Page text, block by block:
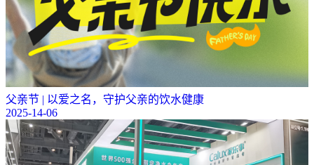
父亲节 | 以爱之名，守护父亲的饮水健康
2025-14-06